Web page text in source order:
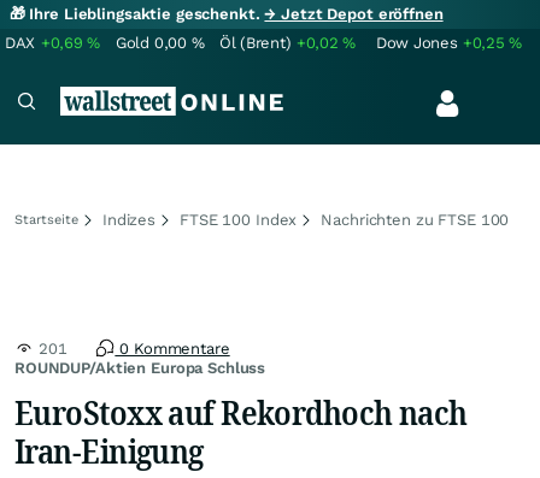
🎁 Ihre Lieblingsaktie geschenkt.→ Jetzt Depot eröffnen
DAX +0,69% Gold 0,00 % Öl (Brent) +0,02% Dow Jones +0,25%
Startseite Indizes FTSE 100 Index Nachrichten zu FTSE 100
ROUNDUP/Aktien Europa Schluss
201 0 Kommentare
EuroStoxx auf Rekordhoch nach
Iran-Einigung